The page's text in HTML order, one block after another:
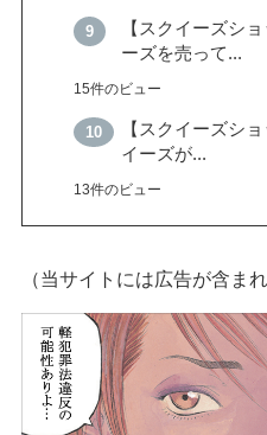
【スクイーズシ
ーズを売って...
15件のビュー
【スクイーズシ
イーズが...
13件のビュー
（当サイトには広告が含ま